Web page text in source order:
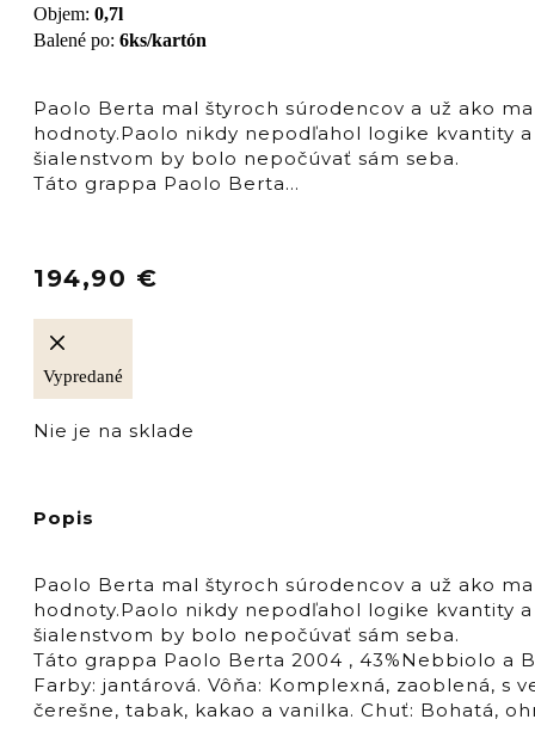
Objem: 0,7l
Balené po: 6ks/kartón
Paolo Berta mal štyroch súrodencov a už ako
hodnoty.Paolo nikdy nepodľahol logike kvantity
šialenstvom by bolo nepočúvať sám seba.
Táto grappa Paolo Berta…
194,90 €
Vypredané
Nie je na sklade
Popis
Paolo Berta mal štyroch súrodencov a už ako
hodnoty.Paolo nikdy nepodľahol logike kvantity
šialenstvom by bolo nepočúvať sám seba.
Táto grappa Paolo Berta 2004 , 43%Nebbiolo a
Farby: jantárová. Vôňa: Komplexná, zaoblená,
čerešne, tabak, kakao a vanilka. Chuť: Bohatá,